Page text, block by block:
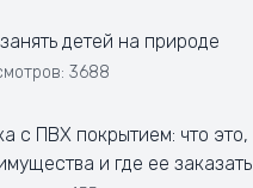
детей на природе
3688
с ПВХ покрытием: что это,
и где ее заказать